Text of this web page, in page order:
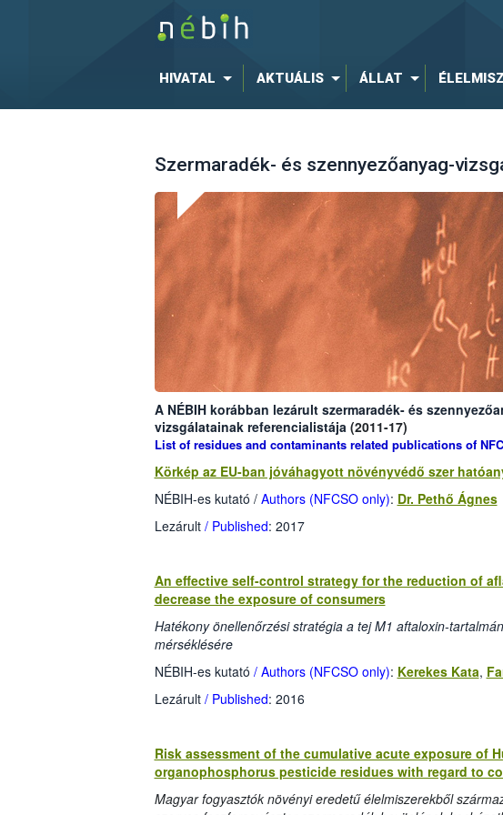
HIVATAL AKTUÁLIS ÁLLAT
Szermaradék- és szennyezőanyag-
A NÉBIH korábban lezárult szermaradék- és
vizsgálatainakreferencialistája(2011-17)
List of residues and contaminants related publications of
Körkép az EU-ban jóváhagyott növényvédő szer
NÉBIH-es kutató /Authors (NFCSO only): Dr. Pethő Ágnes
Lezárult / Published: 2017
An effective self-control strategy for the reduction of
decrease the exposure of consumers
Hatékony önellenőrzési stratégia a tej M1 aftaloxin-
mérséklésére
NÉBIH-es kutató / Authors (NFCSO only): Kerekes Kata,
Lezárult/ Published: 2016
Risk assessment of the cumulative acute exposure of
organophosphorus pesticide residues with regard to
Magyar fogyasztók növényi eredetű élelmiszerekből